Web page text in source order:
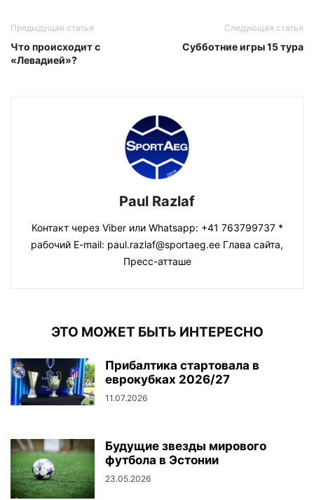
Предыдущая статья
Что происходит с
«Левадией»?
Следующая статья
Субботние игры 15 тура
Paul Razlaf
Контакт через Viber или Whatsapp: +41 763799737 *
рабочий E-mail: paul.razlaf@sportaeg.ee Глава сайта,
Пресс-атташе
ЭТО МОЖЕТ БЫТЬ ИНТЕРЕСНО
Прибалтика стартовала в
еврокубках 2026/27
11.07.2026
Будущие звезды мирового
футбола в Эстонии
23.05.2026